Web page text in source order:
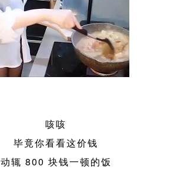
咳咳
毕竟你看看这价钱
动辄 800 块钱一顿的饭